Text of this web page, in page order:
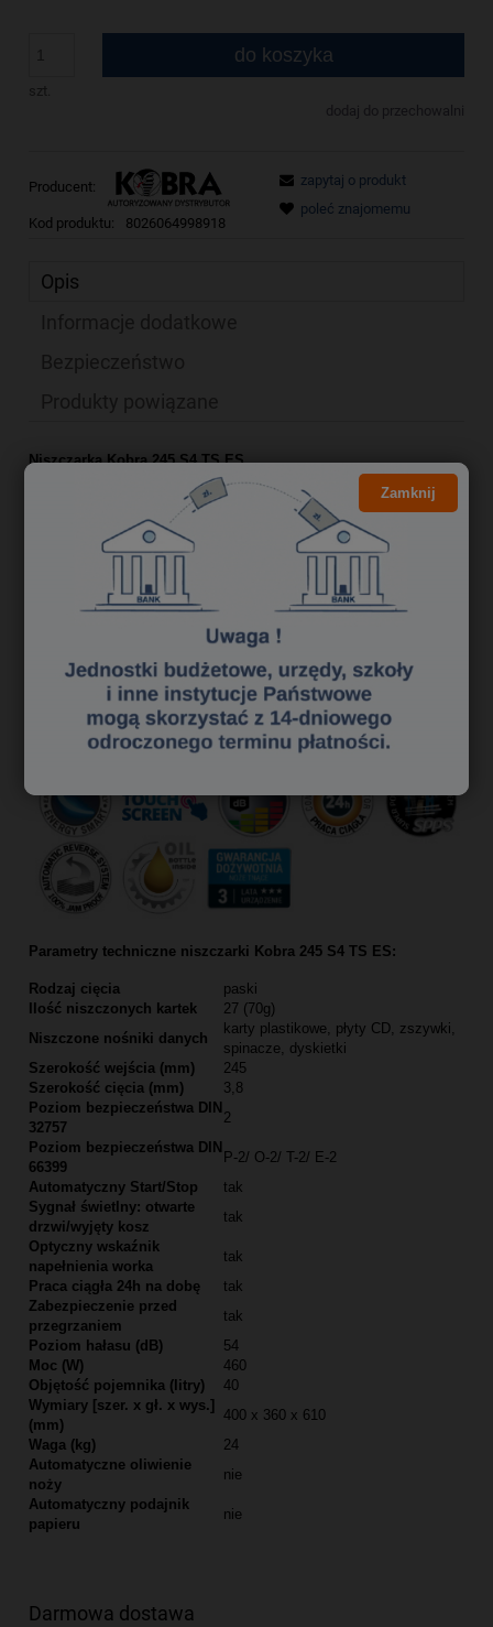
do koszyka
dodaj do przechowalni
Producent:
Kod produktu: 8026064998918
zapytaj o produkt
poleć znajomemu
Opis
Niszczarka Kobra 245 S4 TS ES
Niszczarki Kobra z serii 245 TS kierowane są do średniej wielkości
Kobra 245 posiadają wielofunkcyjny panel dotykowy pozwalający na
intuicyjną obsługę urządzenia i system EPC (Electronic Power
Control - system wskazujący wydajność niszczenia w danym
momencie).
Parametry techniczne niszczarki Kobra 245 S4 TS ES:
Rodzaj cięcia
paski
Ilość niszczonych kartek
27 (70g)
Niszczone nośniki danych
karty plastikowe, płyty CD, zszywki,
spinacze, dyskietki
Szerokość wejścia (mm)
245
Szerokość cięcia (mm)
3,8
Poziom bezpieczeństwa DIN
32757
2
Poziom bezpieczeństwa DIN
66399
P-2/ O-2/ T-2/ E-2
Automatyczny Start/Stop
tak
Sygnał świetlny: otwarte
drzwi/wyjęty kosz
tak
Optyczny wskaźnik
napełnienia worka
tak
Praca ciągła 24h na dobę
tak
Zabezpieczenie przed
przegrzaniem
tak
Poziom hałasu (dB)
54
Moc (W)
460
Objętość pojemnika (litry)
40
Wymiary [szer. x gł. x wys.]
(mm)
400 x 360 x 610
Waga (kg)
24
Automatyczne oliwienie
noży
nie
Automatyczny podajnik
papieru
nie
Darmowa dostawa
Zamknij